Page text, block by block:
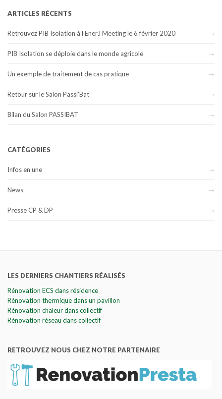
ARTICLES RÉCENTS
Retrouvez PIB Isolation à l’EnerJ Meeting le 6 février 2020
PIB Isolation se déploie dans le monde agricole
Un exemple de traitement de cas pratique
Retour sur le Salon Passi’Bat
Bilan du Salon PASSIBAT
CATÉGORIES
Infos en une
News
Presse CP & DP
LES DERNIERS CHANTIERS RÉALISÉS
Rénovation ECS dans résidence
Rénovation thermique dans un pavillon
Rénovation chaleur dans collectif
Rénovation réseau dans collectif
RETROUVEZ NOUS CHEZ NOTRE PARTENAIRE